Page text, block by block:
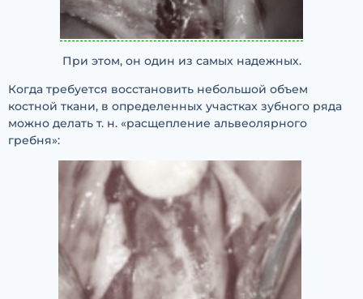
При этом, он один из самых надежных.
Когда требуется восстановить небольшой объем
костной ткани, в определенных участках зубного ряда
можно делать т. н. «расщепление альвеолярного
гребня»: